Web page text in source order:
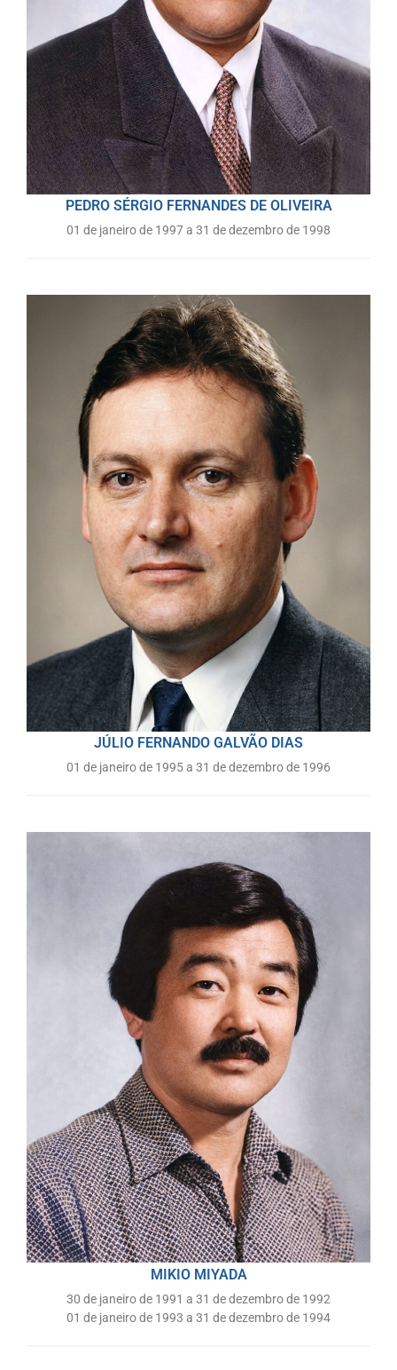
PEDRO SÉRGIO FERNANDES DE OLIVEIRA
01 de janeiro de 1997 a 31 de dezembro de 1998
JÚLIO FERNANDO GALVÃO DIAS
01 de janeiro de 1995 a 31 de dezembro de 1996
MIKIO MIYADA
30 de janeiro de 1991 a 31 de dezembro de 1992
01 de janeiro de 1993 a 31 de dezembro de 1994